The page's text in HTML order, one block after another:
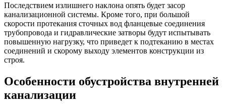
Последствием излишнего наклона опять будет засор
канализационной системы. Кроме того, при большой
скорости протекания сточных вод фланцевые соединения
трубопровода и гидравлические затворы будут испытывать
повышенную нагрузку, что приведет к подтеканию в местах
соединений и скорому выходу элементов конструкции из
строя.
Особенности обустройства внутренней
канализации